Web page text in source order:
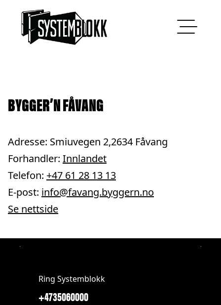
BYGGER’N FÅVANG
Adresse: Smiuvegen 2,2634 Fåvang
Forhandler: Innlandet
Telefon: +47 61 28 13 13
E-post: info@favang.byggern.no
Se nettside
Ring Systemblokk
+4735060000